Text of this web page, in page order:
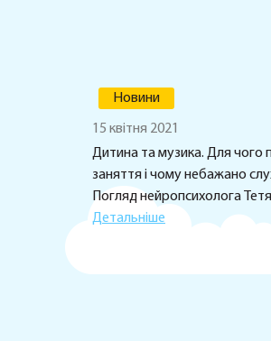
Новини
15 квітня 2021
Дитина та музика. Для чого
заняття і чому небажано
Погляд нейропсихолога
Детальніше